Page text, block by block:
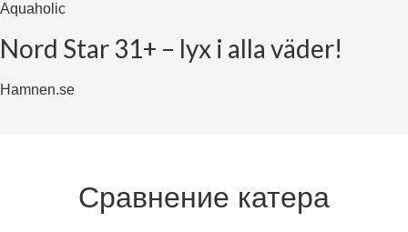
Aquaholic
Nord Star 31+ – lyx i alla väder!
Hamnen.se
Сравнение катера